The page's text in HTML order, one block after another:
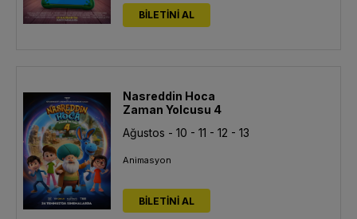
BİLETİNİ AL
Nasreddin Hoca
Zaman Yolcusu 4
Ağustos - 10 - 11 - 12 - 13
Animasyon
BİLETİNİ AL